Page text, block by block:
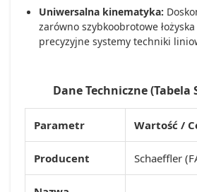
Uniwersalna kinematyka:
zarówno szybkoobrotowe
precyzyjne systemy techniki
Dane Techniczne (Tabela
Parametr Wartość /
Producent Schaeffler